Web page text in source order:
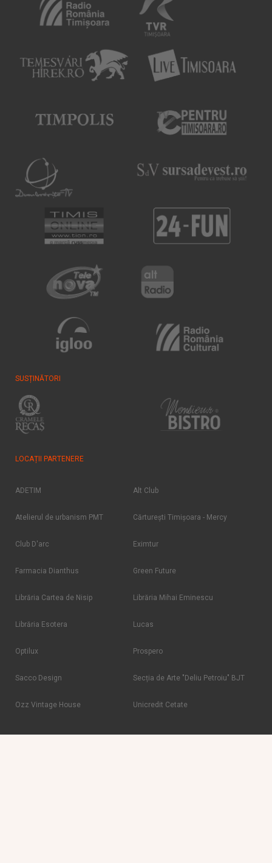
SUSȚINĂTORI
LOCAȚII PARTENERE
ADETIM Alt Club
Atelierul de urbanism PMT Cărtureşti Timişoara - Mercy
Club D'arc Eximtur
Farmacia Dianthus Green Future
Librăria Cartea de Nisip Librăria Mihai Eminescu
Librăria Esotera Lucas
Optilux Prospero
Sacco Design Secția de Arte "Deliu Petroiu" BJT
Ozz Vintage House Unicredit Cetate